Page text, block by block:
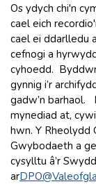
Os ydych chi'n
cael eich
cael ei ddarlledu
cefnogi a
cyhoedd.
gynnig i’r
gadw’n barhaol.
mynediad at,
hwn. Y Rheolydd
Gwybodaeth a
cysylltu â’r
ar